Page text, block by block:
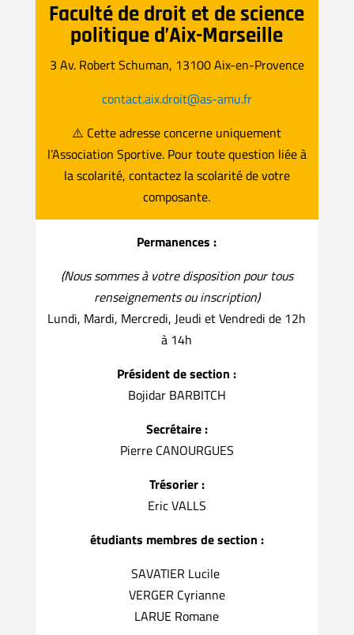
Faculté de droit et de science
politique d’Aix-Marseille
3 Av. Robert Schuman, 13100 Aix-en-Provence
contact.aix.droit@as-amu.fr
⚠️ Cette adresse concerne uniquement
l’Association Sportive. Pour toute question liée à
la scolarité, contactez la scolarité de votre
composante.
Permanences :
(Nous sommes à votre disposition pour tous
renseignements ou inscription)
Lundi, Mardi, Mercredi, Jeudi et Vendredi de 12h
à 14h
Président de section :
Bojidar BARBITCH
Secrétaire :
Pierre CANOURGUES
Trésorier :
Eric VALLS
étudiants membres de section :
SAVATIER Lucile
VERGER Cyrianne
LARUE Romane